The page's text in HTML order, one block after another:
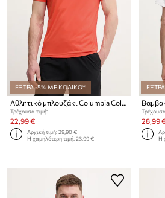
ΕΞΤΡΑ -5% ΜΕ ΚΩΔΙΚΟ*
Αθλητικό μπλουζάκι Columbia Columbia Hike
Τρέχουσα τιμή:
22,99 €
Αρχική τιμή:29,90 €
Η χαμηλότερη τιμή:23,99 €
28,99
Η